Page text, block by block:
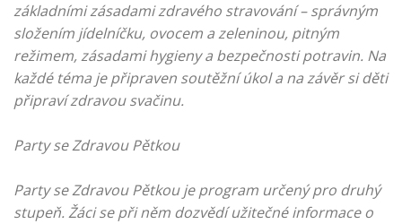
základními zásadami zdravého stravování – správným
složením jídelníčku, ovocem a zeleninou, pitným
režimem, zásadami hygieny a bezpečnosti potravin. Na
každé téma je připraven soutěžní úkol a na závěr si děti
připraví zdravou svačinu.
Party se Zdravou Pětkou
Party se Zdravou Pětkou je program určený pro druhý
stupeň. Žáci se při něm dozvědí užitečné informace o